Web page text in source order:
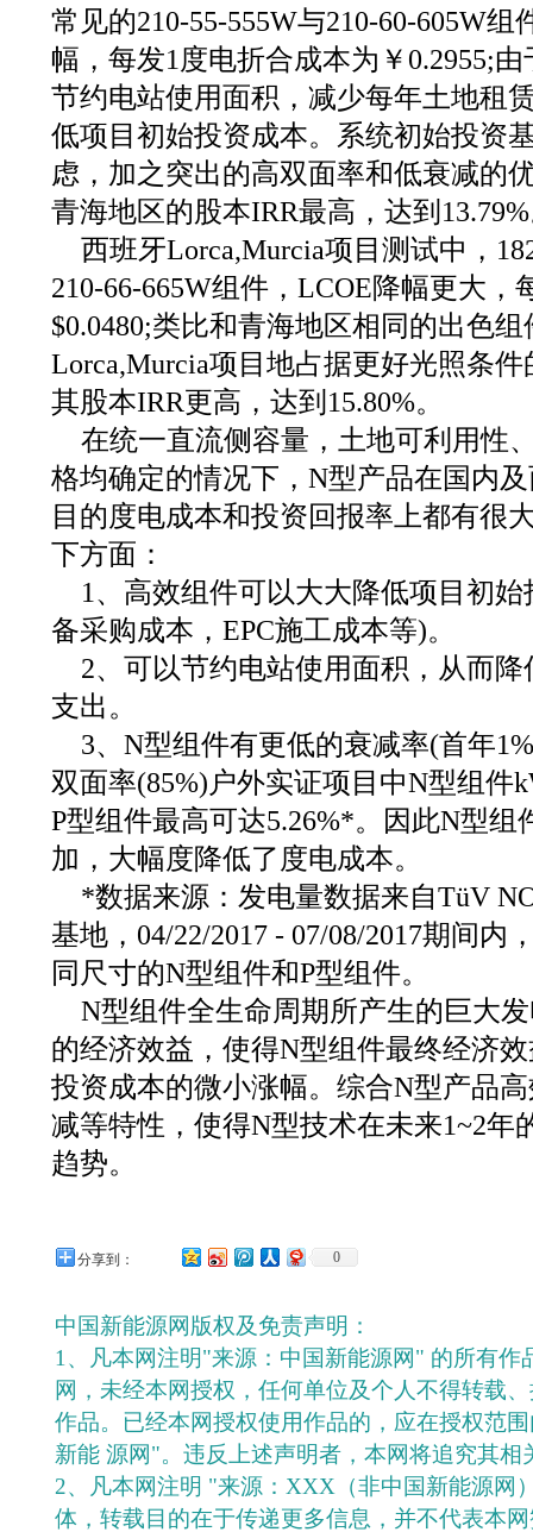
常见的210-55-555W与210-60-605W
幅，每发1度电折合成本为￥0.2955;
节约电站使用面积，减少每年土地租
低项目初始投资成本。系统初始投资
虑，加之突出的高双面率和低衰减的
青海地区的股本IRR最高，达到
西班牙Lorca,Murcia项目测试中，
210-66-665W组件，LCOE降幅更大，
$0.0480;类比和青海地区相同的出色
Lorca,Murcia项目地占据更好光照条
其股本IRR更高，达到15.80%。
在统一直流侧容量，土地可利用性
格均确定的情况下，N型产品在国内
目的度电成本和投资回报率上都有很
下方面：
1、高效组件可以大大降低项目初
备采购成本，EPC施工成本等)。
2、可以节约电站使用面积，从而
支出。
3、N型组件有更低的衰减率(首年
双面率(85%)户外实证项目中N型组件
P型组件最高可达5.26%*。因此N型组
加，大幅度降低了度电成本。
*数据来源：发电量数据来自TüV
基地，04/22/2017 - 07/08/2017期间内
同尺寸的N型组件和P型组件。
N型组件全生命周期所产生的巨大
的经济效益，使得N型组件最终经济
投资成本的微小涨幅。综合N型产品
减等特性，使得N型技术在未来1~2年
趋势。
分享到： 0
中国新能源网版权及免责声明：
1、凡本网注明"来源：中国新能源网" 的所有作
网，未经本网授权，任何单位及个人不得转载
作品。已经本网授权使用作品的，应在授权范
新能 源网"。违反上述声明者，本网将追究其相
2、凡本网注明 "来源：XXX（非中国新能源网
体，转载目的在于传递更多信息，并不代表本